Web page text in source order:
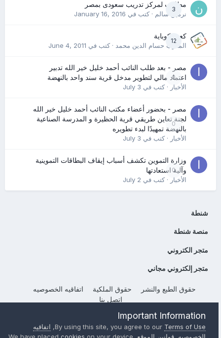
3
مطلوب لمركز تدريب سعودى بمصر
نرمين سالم· كتب في January 16, 2016
12
كعب كوباية
المدرب حسام الدين محمد· كتب في June 4, 2011
0
مصر - بعد طلب النائب أحمد خليل خير الله تدبير
اعتماد مالي لتطوير مدخل قرية سند واحد بالنهضة
الأخبار· كتب في July 3
0
مصر - بحضور أعضاء مكتب النائب أحمد خليل خير الله
لجنة تعاين طريقي قرية الحظيرة و المدرسة الصناعية
بالنهضة تمهيدًا لبدء تطويره
الأخبار· كتب في July 3
0
وزارة التموين تكشف أسباب إيقاف البطاقات التموينية
وآلية استعادتها
الأخبار· كتب في July 2
شنطة
منصة شنطة
متجر الكتروني
متجر إلكتروني مجاني
حقوق الطبع والنشر حقوق الملكية
اتفاقيه الخصوصيه
إتصل بنا
Powered by Invision CommunityImportant Information
By using this site, you agree to ourTerms of Use
, اتفاقيه